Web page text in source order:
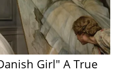
Girl" A True